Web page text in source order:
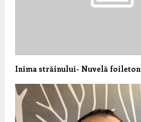
Inima străinului- Nuvelă foileton